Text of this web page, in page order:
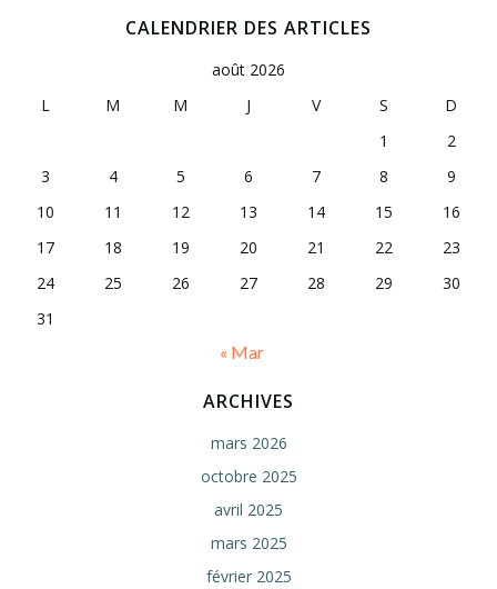
CALENDRIER DES ARTICLES
août 2026
L
M M J V S
D
1
2
3
4 5 6 7 8
9
10
11 12 13 14 15
16
17
18 19 20 21 22
23
24
25 26 27 28 29
30
31
« Mar
ARCHIVES
mars 2026
octobre 2025
avril 2025
mars 2025
février 2025